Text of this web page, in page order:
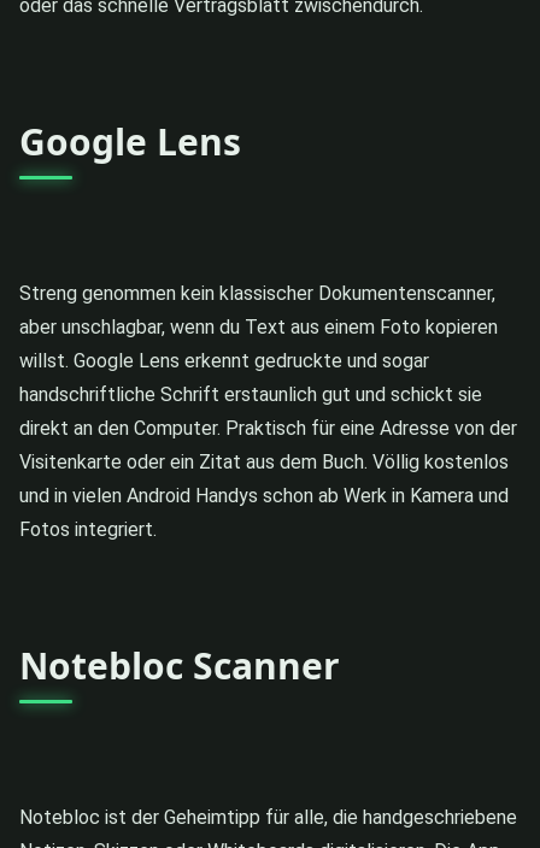
oder das schnelle Vertragsblatt zwischendurch.
Google Lens
Streng genommen kein klassischer Dokumentenscanner,
aber unschlagbar, wenn du Text aus einem Foto kopieren
willst. Google Lens erkennt gedruckte und sogar
handschriftliche Schrift erstaunlich gut und schickt sie
direkt an den Computer. Praktisch für eine Adresse von der
Visitenkarte oder ein Zitat aus dem Buch. Völlig kostenlos
und in vielen Android Handys schon ab Werk in Kamera und
Fotos integriert.
Notebloc Scanner
Notebloc ist der Geheimtipp für alle, die handgeschriebene